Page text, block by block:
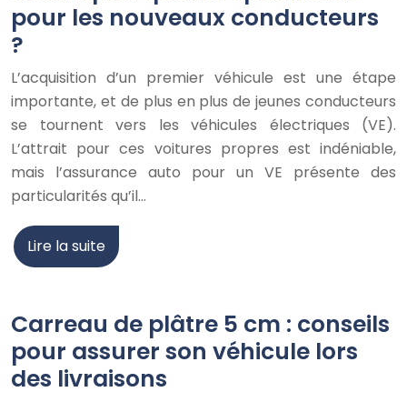
pour les nouveaux conducteurs
?
L’acquisition d’un premier véhicule est une étape
importante, et de plus en plus de jeunes conducteurs
se tournent vers les véhicules électriques (VE).
L’attrait pour ces voitures propres est indéniable,
mais l’assurance auto pour un VE présente des
particularités qu’il…
Lire la suite
Carreau de plâtre 5 cm : conseils
pour assurer son véhicule lors
des livraisons